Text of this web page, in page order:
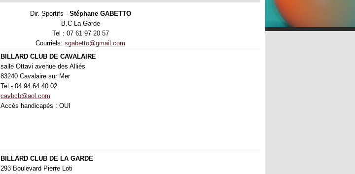
Dir. Sportifs - Stéphane GABETTO
B.C La Garde
Tel : 07 61 97 20 57
Courriels: sgabetto@gmail.com
BILLARD CLUB DE CAVALAIRE
salle Ottavi avenue des Alliés
83240 Cavalaire sur Mer
Tel - 04 94 64 40 02
cavbcb@aol.com
Accès handicapés : OUI
BILLARD CLUB DE LA GARDE
293 Boulevard Pierre Loti